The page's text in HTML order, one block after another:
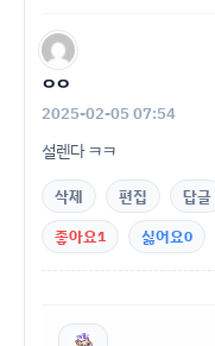
ㅇㅇ
2025-02-05 07:54
설렌다 ㅋㅋ
삭제 편집
답글
좋아요1 싫어요0